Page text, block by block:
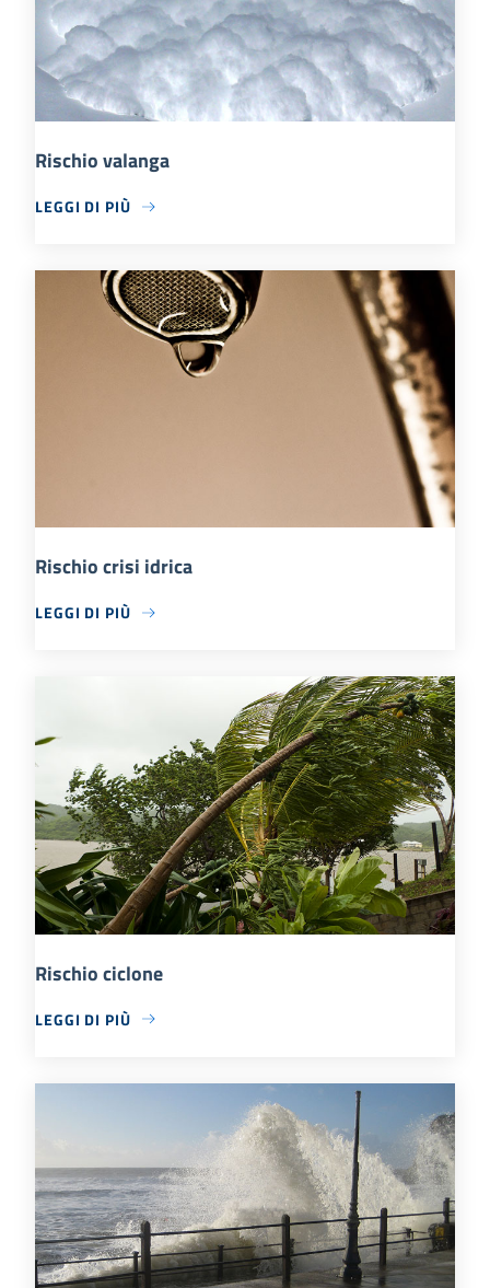
Rischio valanga
LEGGI DI PIÙ
Rischio crisi idrica
LEGGI DI PIÙ
Rischio ciclone
LEGGI DI PIÙ